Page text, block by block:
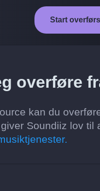
Start
overføre
kan du
Soundiiz lov